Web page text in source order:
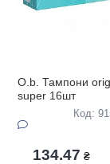
O.b. Тампони
super 16шт
Код:
134.47 ₴